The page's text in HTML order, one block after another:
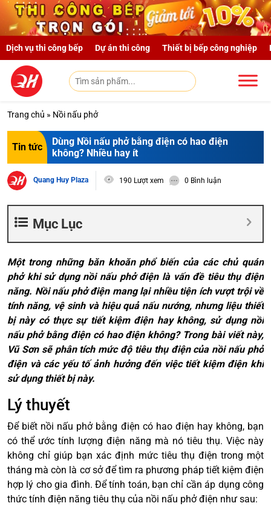
Skip to main content
Dịch vụ thi công bếp Dự án thi công Thiết bị bếp công nghiệp
Trang chủ » Nồi nấu phở
Tin tức
Dùng Nồi nấu phở bằng điện có hao điện
không? Nhiều hay ít
Quang Huy Plaza 190 Lượt xem 0 Bình luận
Mục Lục
Một trong những băn khoăn phổ biến của các chủ quán
phở khi sử dụng nồi nấu phở điện là vấn đề tiêu thụ điện
năng. Nồi nấu phở điện mang lại nhiều tiện ích vượt trội về
tính năng, vệ sinh và hiệu quả nấu nướng, nhưng liệu thiết
bị này có thực sự tiết kiệm điện hay không, sử dụng nồi
nấu phở bằng điện có hao điện không? Trong bài viết này,
Vũ Sơn sẽ phân tích mức độ tiêu thụ điện của nồi nấu phở
điện và các yếu tố ảnh hưởng đến việc tiết kiệm điện khi
sử dụng thiết bị này.
Lý thuyết
Để biết nồi nấu phở bằng điện có hao điện hay không, bạn
có thể ước tính lượng điện năng mà nó tiêu thụ. Việc này
không chỉ giúp bạn xác định mức tiêu thụ điện trong một
tháng mà còn là cơ sở để tìm ra phương pháp tiết kiệm điện
hợp lý cho gia đình. Để tính toán, bạn chỉ cần áp dụng công
thức tính điện năng tiêu thụ của nồi nấu phở điện như sau: